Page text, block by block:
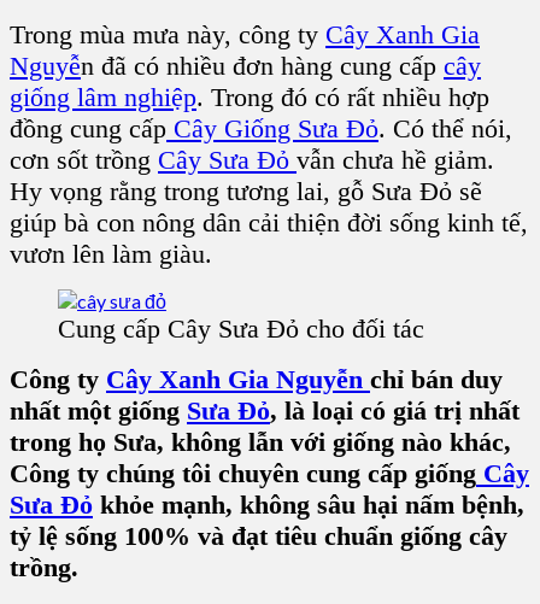
Trong mùa mưa này, công ty Cây Xanh Gia
Nguyễn đã có nhiều đơn hàng cung cấp cây
giống lâm nghiệp. Trong đó có rất nhiều hợp
đồng cung cấp Cây Giống Sưa Đỏ. Có thể nói,
cơn sốt trồng Cây Sưa Đỏ vẫn chưa hề giảm.
Hy vọng rằng trong tương lai, gỗ Sưa Đỏ sẽ
giúp bà con nông dân cải thiện đời sống kinh tế,
vươn lên làm giàu.
Cung cấp Cây Sưa Đỏ cho đối tác
Công ty Cây Xanh Gia Nguyễn chỉ bán duy
nhất một giống Sưa Đỏ, là loại có giá trị nhất
trong họ Sưa, không lẫn với giống nào khác,
Công ty chúng tôi chuyên cung cấp giống Cây
Sưa Đỏ khỏe mạnh, không sâu hại nấm bệnh,
tỷ lệ sống 100% và đạt tiêu chuẩn giống cây
trồng.